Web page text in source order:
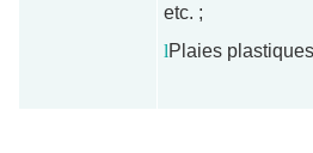
etc. ;
lPlaies